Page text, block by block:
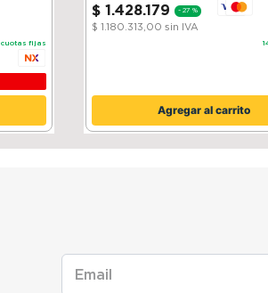
cuotas fijas
$ 1 .428.179 - 27 %
$ 1.180.313,00 sin IVA
Agregar al carrito